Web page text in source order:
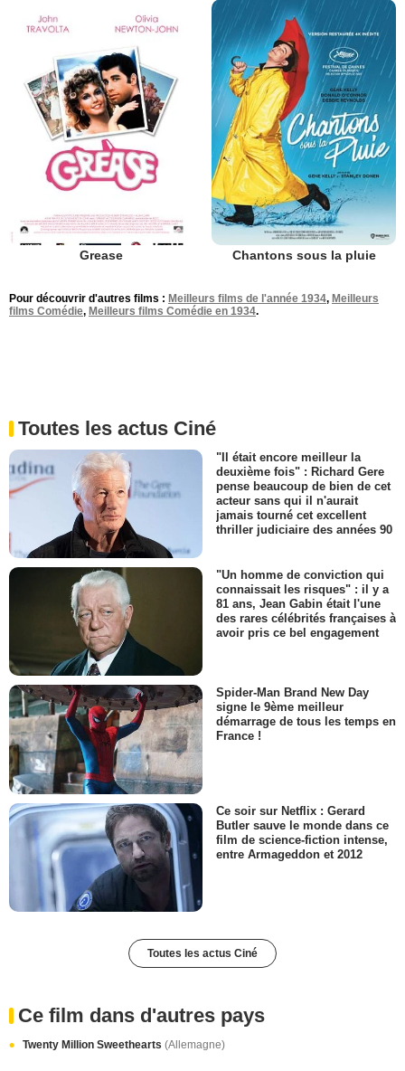
Grease Chantons sous la pluie
Pour découvrir d'autres films : Meilleurs films de l'année 1934, Meilleurs
films Comédie, Meilleurs films Comédie en 1934.
Toutes les actus Ciné
"Il était encore meilleur la
deuxième fois" : Richard Gere
pense beaucoup de bien de cet
acteur sans qui il n'aurait
jamais tourné cet excellent
thriller judiciaire des années 90
"Un homme de conviction qui
connaissait les risques" : il y a
81 ans, Jean Gabin était l'une
des rares célébrités françaises à
avoir pris ce bel engagement
Spider-Man Brand New Day
signe le 9ème meilleur
démarrage de tous les temps en
France !
Ce soir sur Netflix : Gerard
Butler sauve le monde dans ce
film de science-fiction intense,
entre Armageddon et 2012
Toutes les actus Ciné
Ce film dans d'autres pays
Twenty Million Sweethearts (Allemagne)